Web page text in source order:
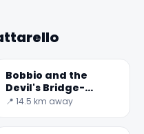
Bobbio and the
Devil's Bridge-
Secret World
📍 14.5 km away